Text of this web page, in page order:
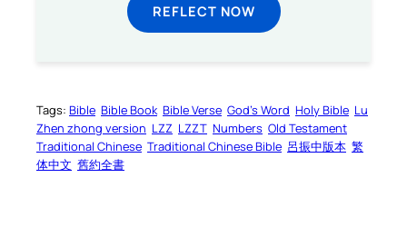
REFLECT NOW
Tags: Bible Bible Book Bible Verse God’s Word Holy Bible Lu
Zhen zhong version LZZ LZZT Numbers Old Testament
Traditional Chinese Traditional Chinese Bible 呂振中版本 繁
体中文 舊約全書